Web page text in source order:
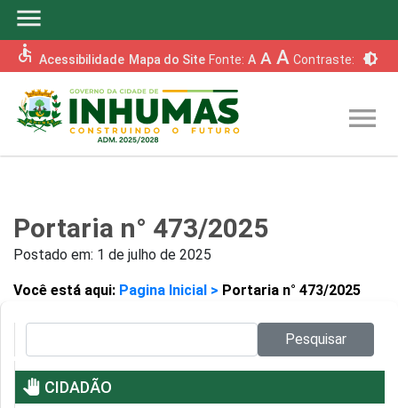
menu
accessible Acessibilidade Mapa do Site Fonte: A A A Contraste: brightness_6
menu
Portaria n° 473/2025
Postado em: 1 de julho de 2025
Você está aqui: Pagina Inicial > Portaria n° 473/2025
Pesquisar
pan_tool CIDADÃO